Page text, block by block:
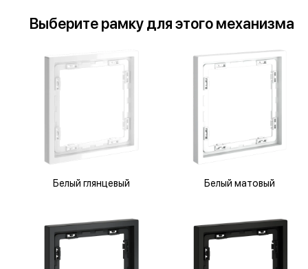
Выберитерамку дляэтого механизма
Белый глянцевый Белый матовый